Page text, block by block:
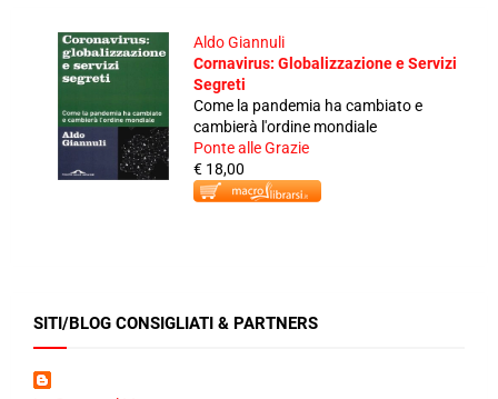
Aldo Giannuli
Cornavirus: Globalizzazione e Servizi
Segreti
Come la pandemia ha cambiato e
cambierà l'ordine mondiale
Ponte alle Grazie
€ 18,00
SITI/BLOG CONSIGLIATI & PARTNERS